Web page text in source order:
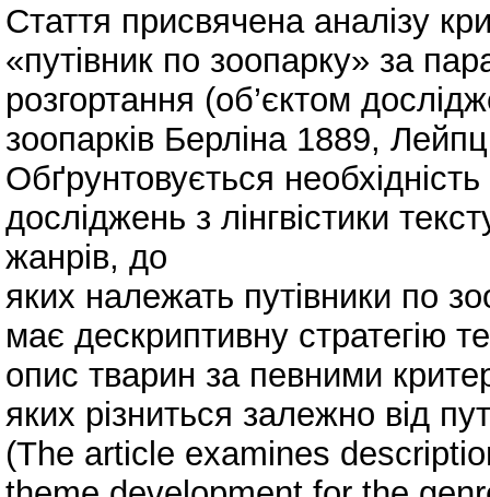
Стаття присвячена аналізу
«путівник по зоопарку» за
розгортання (об’єктом
зоопарків Берліна 1889,
Обґрунтовується
досліджень з лінгвістики
жанрів, до
яких належать путівники по
має дескриптивну стратегію
опис тварин за певними
яких різниться залежно від
(The article examines